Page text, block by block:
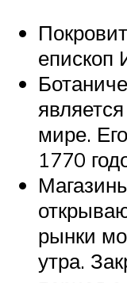
епископ
мире.
1770
рынки
утра.